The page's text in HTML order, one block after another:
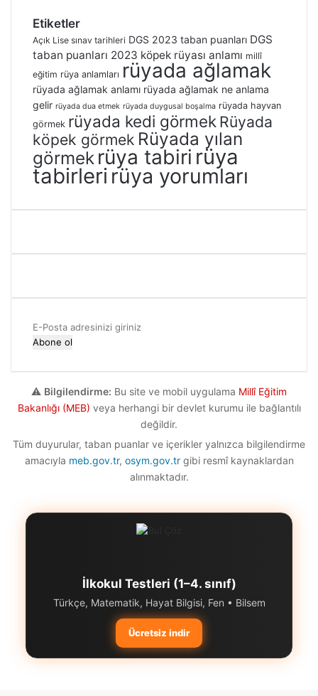
Etiketler
Açık Lise sınav tarihleri DGS 2023 taban puanları DGS
taban puanları 2023 köpek rüyası anlamı millî
eğitim rüya anlamları rüyada ağlamak
rüyada ağlamak anlamı rüyada ağlamak ne anlama
gelir rüyada dua etmek rüyada duygusal boşalma rüyada hayvan
görmek rüyada kedi görmek Rüyada
köpek görmek Rüyada yılan
görmek rüya tabiri rüya
tabirleri rüya yorumları
E-
Posta
giriniz
⚠️ Bilgilendirme: Bu site ve mobil uygulama Millî Eğitim
Bakanlığı (MEB) veya herhangi bir devlet kurumu ile bağlantılı
değildir.
Tüm duyurular, taban puanlar ve içerikler yalnızca bilgilendirme
amacıyla meb.gov.tr, osym.gov.trgibi resmî kaynaklardan
alınmaktadır.
İlkokul Testleri (1–4. sınıf)
Türkçe, Matematik, Hayat Bilgisi, Fen • Bilsem
Ücretsiz indir